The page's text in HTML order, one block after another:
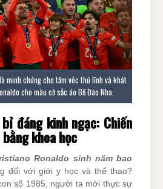
minh chứng cho tầm vóc thủ lĩnh và khát
cho màu cờ sắc áo Bồ Đào Nha.
đáng kinh ngạc: Chiến
khoa học
Ronaldo sinh năm bao
đối với giới y học và thể thao?
số 1985, người ta mới thực sự